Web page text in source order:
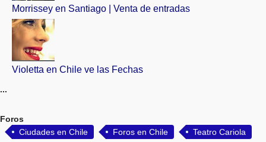
Morrissey en Santiago | Venta de entradas
Violetta en Chile ve las Fechas
...
Foros
Ciudades en Chile
Foros en Chile Teatro Cariola